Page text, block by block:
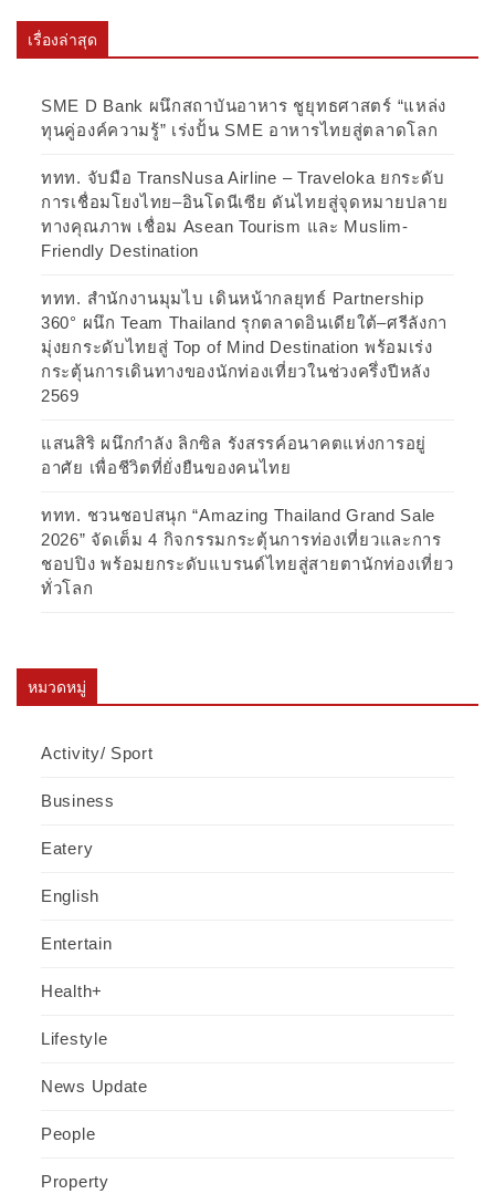
เรื่องล่าสุด
SME D Bank ผนึกสถาบันอาหาร ชูยุทธศาสตร์ “แหล่ง
ทุนคู่องค์ความรู้” เร่งปั้น SME อาหารไทยสู่ตลาดโลก
ททท. จับมือ TransNusa Airline – Traveloka ยกระดับ
การเชื่อมโยงไทย–อินโดนีเซีย ดันไทยสู่จุดหมายปลาย
ทางคุณภาพ เชื่อม Asean Tourism และ Muslim-
Friendly Destination
ททท. สำนักงานมุมไบ เดินหน้ากลยุทธ์ Partnership
360° ผนึก Team Thailand รุกตลาดอินเดียใต้–ศรีลังกา
มุ่งยกระดับไทยสู่ Top of Mind Destination พร้อมเร่ง
กระตุ้นการเดินทางของนักท่องเที่ยวในช่วงครึ่งปีหลัง
2569
แสนสิริ ผนึกกำลัง ลิกซิล รังสรรค์อนาคตแห่งการอยู่
อาศัย เพื่อชีวิตที่ยั่งยืนของคนไทย
ททท. ชวนชอปสนุก “Amazing Thailand Grand Sale
2026” จัดเต็ม 4 กิจกรรมกระตุ้นการท่องเที่ยวและการ
ชอปปิง พร้อมยกระดับแบรนด์ไทยสู่สายตานักท่องเที่ยว
ทั่วโลก
หมวดหมู่
Activity/ Sport
Business
Eatery
English
Entertain
Health+
Lifestyle
News Update
People
Property